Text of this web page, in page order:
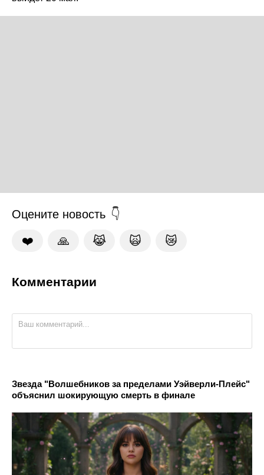
Оцените новость
❤️ 🙏 😹 🙀 😿
Комментарии
Звезда "Волшебников за пределами Уэйверли-Плейс"
объяснил шокирующую смерть в финале